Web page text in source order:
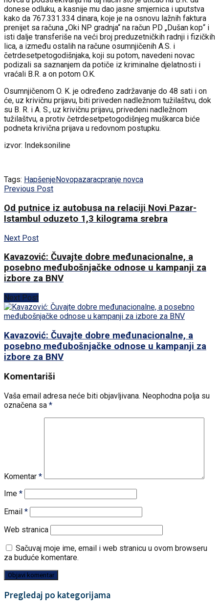
donese odluku, a kasnije mu dao jasne smjernica i uputstva
kako da 767.331.334 dinara, koje je na osnovu lažnih faktura
prenijet sa računa „Oki NP gradnja“ na račun PD „Dušan kop“ i
isti dalje transferiše na veći broj preduzetničkih radnji i fizičkih
lica, a između ostalih na račune osumnjičenih A.S. i
četrdesetpetogodišnjaka, koji su potom, navedeni novac
podizali sa saznanjem da potiče iz kriminalne djelatnosti i
vraćali B.R. a on potom O.K.
Osumnjičenom O. K. je određeno zadržavanje do 48 sati i on
će, uz krivičnu prijavu, biti priveden nadležnom tužilaštvu, dok
su B. R. i A. S., uz krivičnu prijavu, privedeni nadležnom
tužilaštvu, a protiv četrdesetpetogodišnjeg muškarca biće
podneta krivična prijava u redovnom postupku.
izvor: Indeksoniline
Tags: HapšenjeNovopazaracpranje novca
Previous Post
Od putnice iz autobusa na relaciji Novi Pazar-
Istambul oduzeto 1,3 kilograma srebra
Next Post
Kavazović: Čuvajte dobre međunacionalne, a
posebno međubošnjačke odnose u kampanji za
izbore za BNV
Next Post
Kavazović: Čuvajte dobre međunacionalne, a
posebno međubošnjačke odnose u kampanji za
izbore za BNV
Komentariši
Vaša email adresa neće biti objavljivana. Neophodna polja su
označena sa *
Komentar *
Ime *
Email *
Web stranica
Sačuvaj moje ime, email i web stranicu u ovom browseru
za buduće komentare.
Pregledaj po kategorijama